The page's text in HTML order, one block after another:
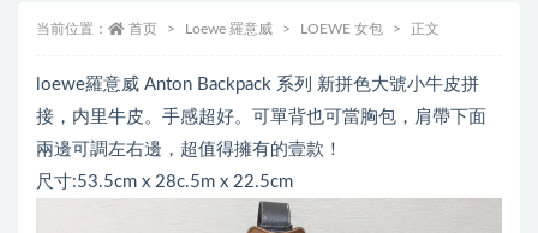
当前位置： 首页 Loewe 羅意威 LOEWE 女包 正文
loewe羅意威 Anton Backpack 系列 新拼色大號小牛皮拼
接，内里牛皮。手感超好。可單背也可當胸包，肩帶下面
兩邊可調左右邊，超值得擁有的壹款！
尺寸:53.5cm x 28c.5m x 22.5cm